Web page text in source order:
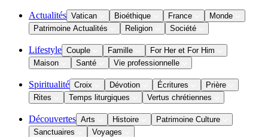
Actualités Vatican Bioéthique France
Monde
Patrimoine Actualités
Religion Société
Lifestyle Couple Famille
For Her et For Him
Maison
Santé Vie professionnelle
Spiritualité Croix Dévotion Écritures
Prière
Rites
Temps liturgiques Vertus chrétiennes
Découvertes Arts Histoire
Patrimoine Culture
Sanctuaires
Voyages